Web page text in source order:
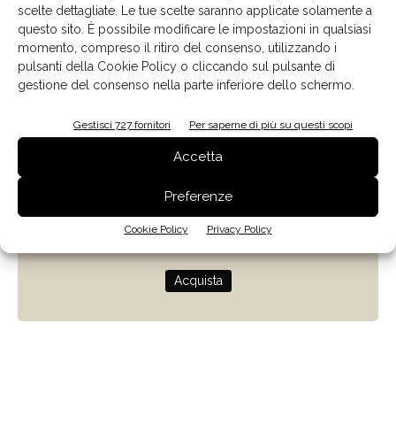
scelte dettagliate. Le tue scelte saranno applicate solamente a
questo sito. È possibile modificare le impostazioni in qualsiasi
momento, compreso il ritiro del consenso, utilizzando i
pulsanti della Cookie Policy o cliccando sul pulsante di
gestione del consenso nella parte inferiore dello schermo.
Gestisci 727 fornitori Per saperne di più su questi scopi
Accetta
Preferenze
Cookie Policy Privacy Policy
Progettare con la luce naturale
di Giulio Camiz
Acquista